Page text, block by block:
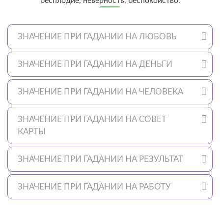
ЗНАЧЕНИЕ ПРИ ГАДАНИИ НА ЛЮБОВЬ
ЗНАЧЕНИЕ ПРИ ГАДАНИИ НА ДЕНЬГИ
ЗНАЧЕНИЕ ПРИ ГАДАНИИ НА ЧЕЛОВЕКА
ЗНАЧЕНИЕ ПРИ ГАДАНИИ НА СОВЕТ
КАРТЫ
ЗНАЧЕНИЕ ПРИ ГАДАНИИ НА РЕЗУЛЬТАТ
ЗНАЧЕНИЕ ПРИ ГАДАНИИ НА РАБОТУ